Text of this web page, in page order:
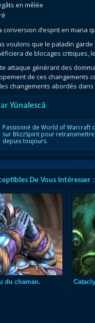
en mêlée
conversion d’esprit en mana
voulons que le paladin
de blocages critiques,
attaque générant des
de ces changements
changements abordés dans
Yünalescä
Passionné de World of Warcraft
sur BlizzSpirit pour
depuis toujours.
De Vous Intéresser :
du chaman.